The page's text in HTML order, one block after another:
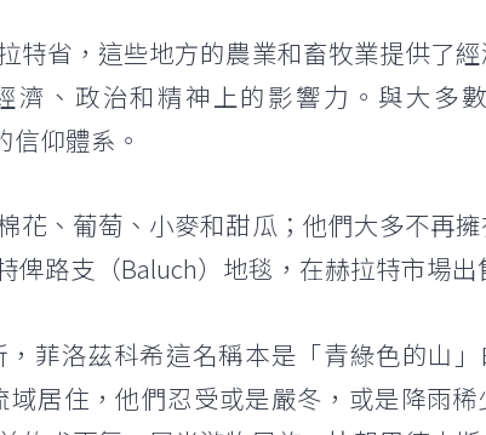
特省，這些地方的農業和畜牧業提供了
濟、政治和精神上的影響力。與大多
信仰體系。
花、葡萄、小麥和甜瓜；他們大多不再
路支（Baluch）地毯，在赫拉特市場出
菲洛茲科希這名稱本是「青綠色的山
域居住，他們忍受或是嚴冬，或是降雨